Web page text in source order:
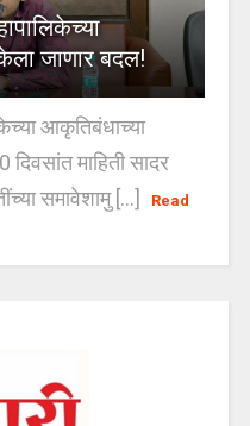
जाणार बदल!
आकृतिबंधाच्या
माहिती सादर
समावेशामु [...]
Read